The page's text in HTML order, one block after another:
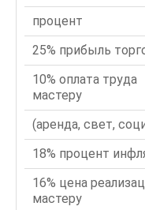
процент
25% прибыль
10% оплата труда
мастеру
(аренда, свет,
18% процент
16% цена
мастеру